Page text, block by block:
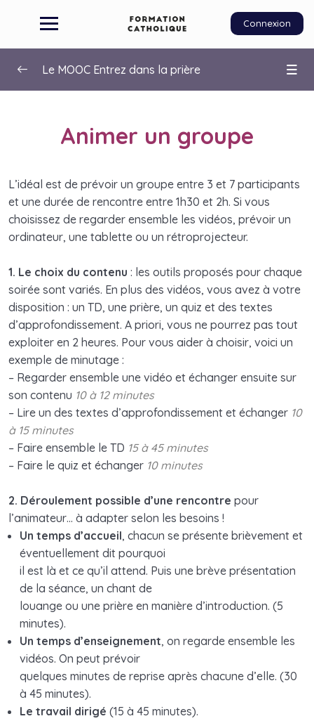
Connexion
Bienvenue dans ce parcours sur la prière !
Télécharger le kit de communication
Fiches du participant à télécharger
Séance 1. La prière dans les Écritures 0/9
Séance 2. La prière personnelle et
communautaire
0/10
Séance 3. Prendre du temps pour le Seigneur
Séance 4. Se laisser conduire par l’Esprit 0/9
Bonus : pour les catéchistes et les
responsables de pastorale
Le MOOC Entrez dans la prière
Animer un groupe
L’idéal est de prévoir un groupe entre 3 et 7 participants
et une durée de rencontre entre 1h30 et 2h. Si vous
choisissez de regarder ensemble les vidéos, prévoir un
ordinateur, une tablette ou un rétroprojecteur.
1. Le choix du contenu : les outils proposés pour chaque
soirée sont variés. En plus des vidéos, vous avez à votre
disposition : un TD, une prière, un quiz et des textes
d’approfondissement. A priori, vous ne pourrez pas tout
exploiter en 2 heures. Pour vous aider à choisir, voici un
exemple de minutage :
– Regarder ensemble une vidéo et échanger ensuite sur
son contenu 10 à 12 minutes
– Lire un des textes d’approfondissement et échanger 10
à 15 minutes
– Faire ensemble le TD 15 à 45 minutes
– Faire le quiz et échanger 10 minutes
2. Déroulement possible d’une rencontre pour
l’animateur… à adapter selon les besoins !
Un temps d’accueil, chacun se présente brièvement et
éventuellement dit pourquoi
il est là et ce qu’il attend. Puis une brève présentation
de la séance, un chant de
louange ou une prière en manière d’introduction. (5
minutes).
Un temps d’enseignement, on regarde ensemble les
vidéos. On peut prévoir
quelques minutes de reprise après chacune d’elle. (30
à 45 minutes).
Le travail dirigé (15 à 45 minutes).